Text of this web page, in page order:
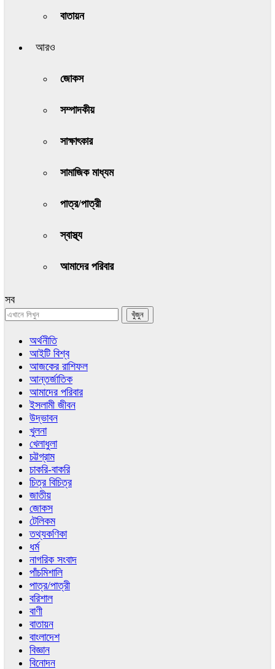
বাতায়ন
আরও
জোকস
সম্পাদকীয়
সাক্ষাৎকার
সামাজিক মাধ্যম
পাত্র/পাত্রী
স্বাস্থ্য
আমাদের পরিবার
সব
অর্থনীতি
আইটি বিশ্ব
আজকের রাশিফল
আন্তর্জাতিক
আমাদের পরিবার
ইসলামী জীবন
উদ্ভাবন
খুলনা
খেলাধুলা
চট্টগ্রাম
চাকরি-বাকরি
চিত্র বিচিত্র
জাতীয়
জোকস
টেলিকম
তথ্যকণিকা
ধর্ম
নাগরিক সংবাদ
পাঁচমিশালি
পাত্র/পাত্রী
বরিশাল
বাণী
বাতায়ন
বাংলাদেশ
বিজ্ঞান
বিনোদন